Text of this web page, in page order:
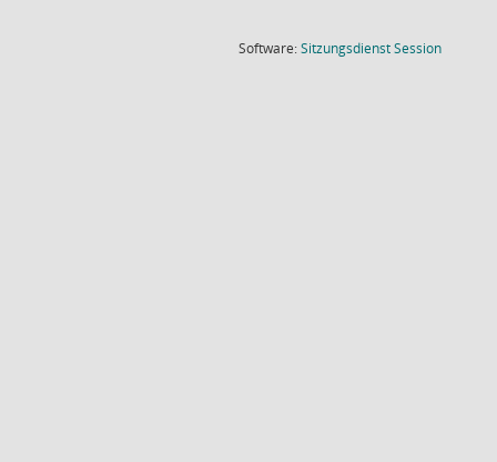
Software:SitzungsdienstSession(Wird in